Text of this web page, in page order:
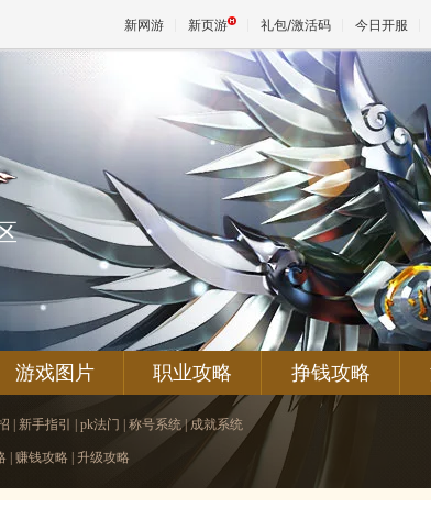
新网游 新页游 礼包/激活码 今日开服
游戏图片 职业攻略 挣钱攻略
新手指引 pk法门 称号系统|成就系统
赚钱攻略 升级攻略